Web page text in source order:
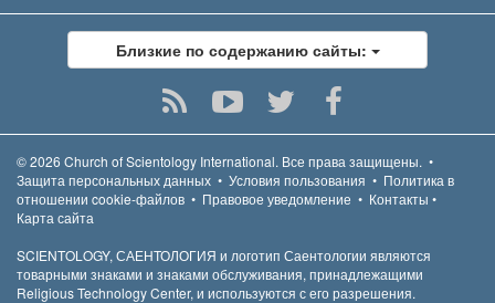
Близкие по содержанию сайты:
© 2026 Church of Scientology International. Все права защищены. •
Защита персональных данных • Условия пользования • Политика в
отношении cookie-файлов • Правовое уведомление • Контакты •
Карта сайта
SCIENTOLOGY, САЕНТОЛОГИЯ и логотип Саентологии являются
товарными знаками и знаками обслуживания, принадлежащими
Religious Technology Center, и используются с его разрешения.